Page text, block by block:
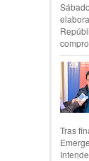
Tras